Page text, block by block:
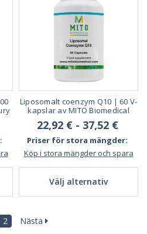
Liposomalt coenzym Q10 | 60 V-
kapslar av MITO Biomedical
22,92 € - 37,52 €
Priser för stora mängder:
Köp i stora mängder och spara
Välj alternativ
2 Nästa